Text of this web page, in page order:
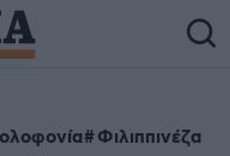
Φιλιππινέζα